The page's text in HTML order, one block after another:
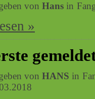
von Hans in
»
von HANS in